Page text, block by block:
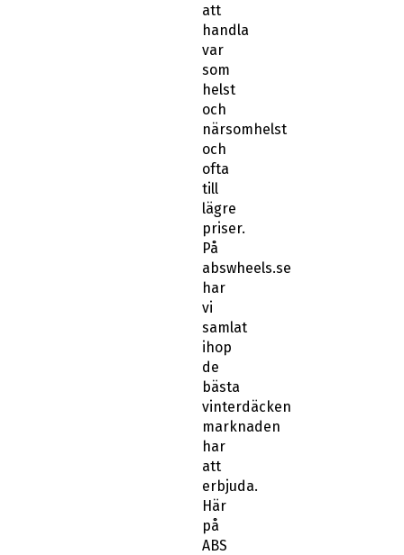
att
handla
var
som
helst
och
närsomhelst
och
ofta
till
lägre
priser.
På
abswheels.se
har
vi
samlat
ihop
de
bästa
vinterdäcken
marknaden
har
att
erbjuda.
Här
på
ABS